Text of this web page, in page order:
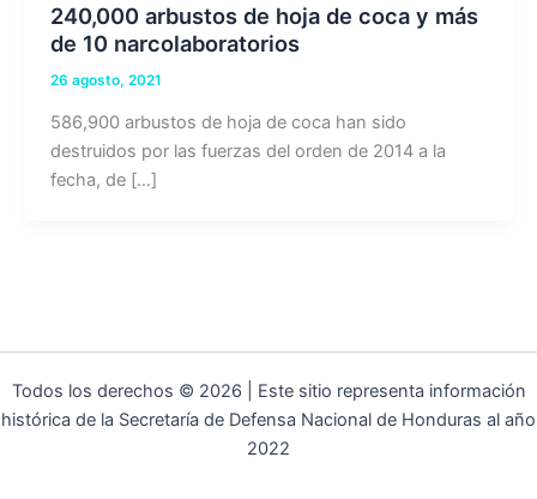
240,000 arbustos de hoja de coca y más
de 10 narcolaboratorios
26 agosto, 2021
586,900 arbustos de hoja de coca han sido
destruidos por las fuerzas del orden de 2014 a la
fecha, de […]
Todos los derechos © 2026 | Este sitio representa información
histórica de la Secretaría de Defensa Nacional de Honduras al año
2022